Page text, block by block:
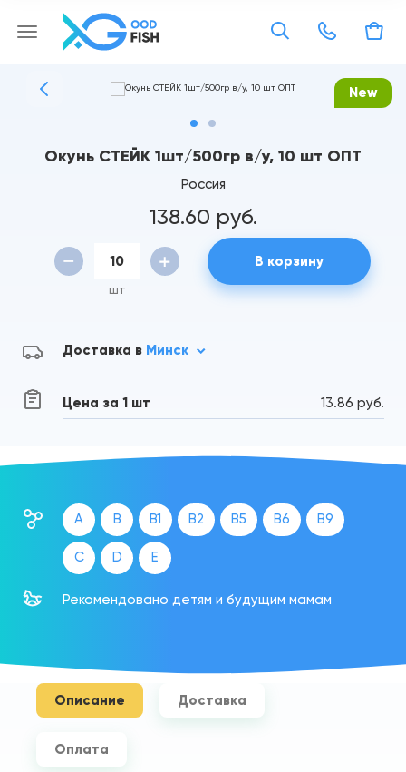
New
Окунь СТЕЙК 1шт/500гр в/у, 10 шт ОПТ
Россия
138.60 руб.
шт
В корзину
Доставка в Минск
Цена за 1 шт 13.86 руб.
A B B1 B2 B5 B6 B9
C D E
Рекомендовано детям и будущим мамам
Описание Доставка
Оплата